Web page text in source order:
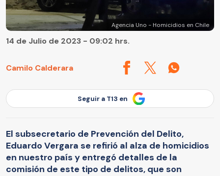
Agencia Uno - Homicidios en Chile
Camilo Calderara
14 de Julio de 2023 - 09:02 hrs.
Seguir a T13 en
El subsecretario de Prevención del Delito,
Eduardo Vergara se refirió al alza de homicidios
en nuestro país y entregó detalles de la
comisión de este tipo de delitos, que son